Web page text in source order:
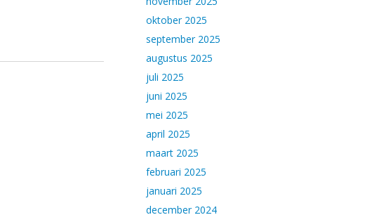
oktober 2025
september 2025
augustus 2025
juli 2025
juni 2025
mei 2025
april 2025
maart 2025
februari 2025
januari 2025
december 2024